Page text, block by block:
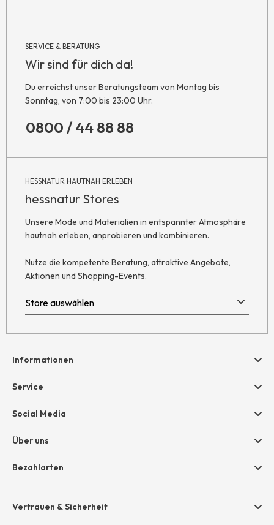
SERVICE & BERATUNG
Wir sind für dich da!
Du erreichst unser Beratungsteam von Montag bis
Sonntag, von 7:00 bis 23:00 Uhr.
0800 / 44 88 88
HESSNATUR HAUTNAH ERLEBEN
hessnatur Stores
Unsere Mode und Materialien in entspannter Atmosphäre
hautnah erleben, anprobieren und kombinieren.
Nutze die kompetente Beratung, attraktive Angebote,
Aktionen und Shopping-Events.
Informationen
Hilfe & Kontakt
Retoure
AGB
Datenschutz
Service
Geschenkgutscheine
Größentabelle
Social Media
Über uns
Unternehmen
Bezahlarten
Amazon Pay
Vertrauen & Sicherheit